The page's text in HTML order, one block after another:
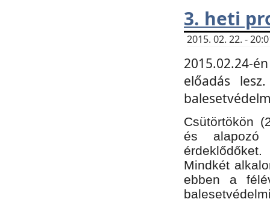
3. heti
2015. 02. 22. -
2015.02.24-
előadás
Csütörtökön
és alapozó
érdeklődőket.
Mindkét
ebben a